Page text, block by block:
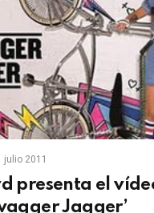
julio 2011
presenta el
Jagger’